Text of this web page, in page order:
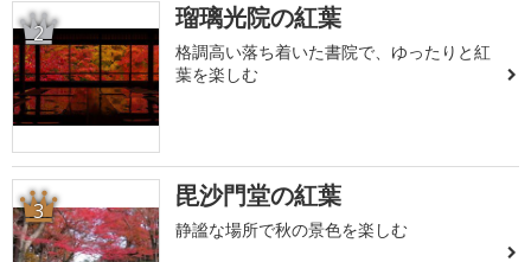
2 瑠璃光院の紅葉
格調高い落ち着いた書院で、ゆったりと紅
葉を楽しむ
3 毘沙門堂の紅葉
静謐な場所で秋の景色を楽しむ